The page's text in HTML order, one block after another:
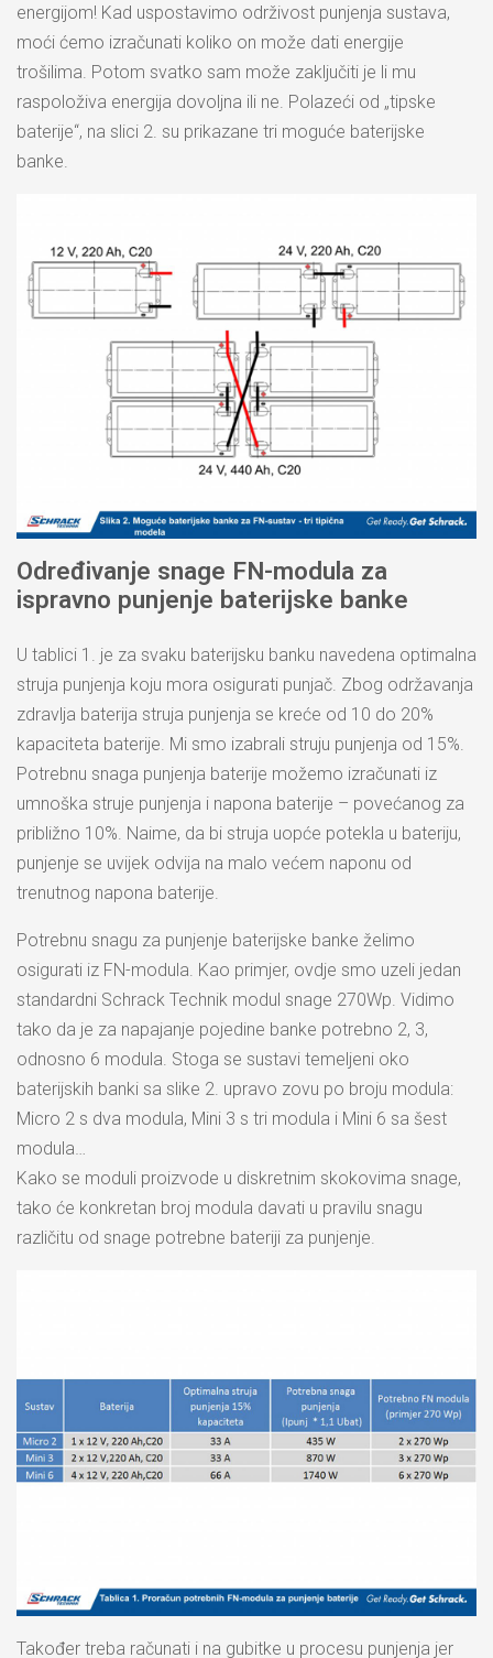
energijom! Kad uspostavimo održivost punjenja sustava,
moći ćemo izračunati koliko on može dati energije
trošilima. Potom svatko sam može zaključiti je li mu
raspoloživa energija dovoljna ili ne. Polazeći od „tipske
baterije“, na slici 2. su prikazane tri moguće baterijske
banke.
Određivanje snage FN-modula za
ispravno punjenje baterijske banke
U tablici 1. je za svaku baterijsku banku navedena optimalna
struja punjenja koju mora osigurati punjač. Zbog održavanja
zdravlja baterija struja punjenja se kreće od 10 do 20%
kapaciteta baterije. Mi smo izabrali struju punjenja od 15%.
Potrebnu snaga punjenja baterije možemo izračunati iz
umnoška struje punjenja i napona baterije – povećanog za
približno 10%. Naime, da bi struja uopće potekla u bateriju,
punjenje se uvijek odvija na malo većem naponu od
trenutnog napona baterije.
Potrebnu snagu za punjenje baterijske banke želimo
osigurati iz FN-modula. Kao primjer, ovdje smo uzeli jedan
standardni Schrack Technik modul snage 270Wp. Vidimo
tako da je za napajanje pojedine banke potrebno 2, 3,
odnosno 6 modula. Stoga se sustavi temeljeni oko
baterijskih banki sa slike 2. upravo zovu po broju modula:
Micro 2 s dva modula, Mini 3 s tri modula i Mini 6 sa šest
modula…
Kako se moduli proizvode u diskretnim skokovima snage,
tako će konkretan broj modula davati u pravilu snagu
različitu od snage potrebne bateriji za punjenje.
Također treba računati i na gubitke u procesu punjenja jer